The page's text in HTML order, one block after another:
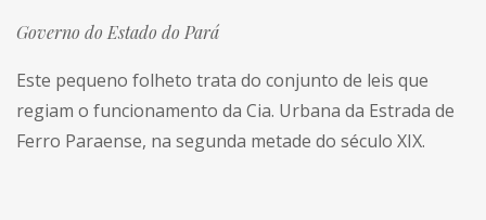
Governo do Estado do Pará
Este pequeno folheto trata do conjunto de leis que
regiam o funcionamento da Cia. Urbana da Estrada de
Ferro Paraense, na segunda metade do século XIX.